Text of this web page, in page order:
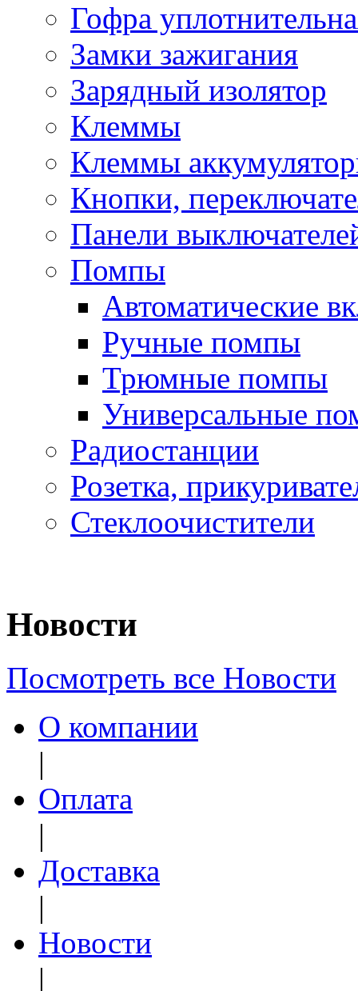
Гофра
Замки зажигания
Зарядный изолятор
Клеммы
Клеммы
Кнопки,
Панели
Помпы
Автоматические
Ручные помпы
Трюмные помпы
Универсальные
Радиостанции
Розетка,
Стеклоочистители
Новости
Посмотреть все Новости
О компании
|
Оплата
|
Доставка
|
Новости
|